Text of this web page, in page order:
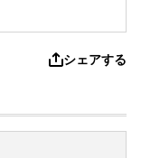
シェアする